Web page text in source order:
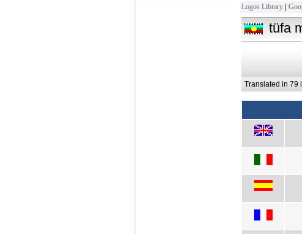
Logos Library |
tüfa
Translated in 79